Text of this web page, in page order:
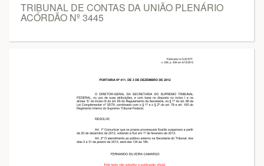
TRIBUNAL DE CONTAS DA UNIÃO PLENÁRIO
ACÓRDÃO Nº 3445